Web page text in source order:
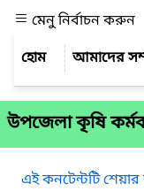
মেনু নির্বাচন করুন
আমাদের
উপজেলা কৃষি
এই কনটেন্টটি